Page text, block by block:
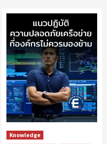
Knowledge